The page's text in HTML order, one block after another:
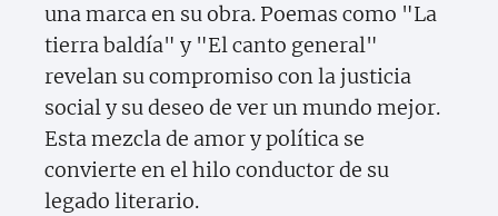
una marca en su obra. Poemas como "La
tierra baldía" y "El canto general"
revelan su compromiso con la justicia
social y su deseo de ver un mundo mejor.
Esta mezcla de amor y política se
convierte en el hilo conductor de su
legado literario.